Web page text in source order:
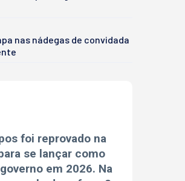
nas nádegas de convidada
foi reprovado na
se lançar como
em 2026. Na